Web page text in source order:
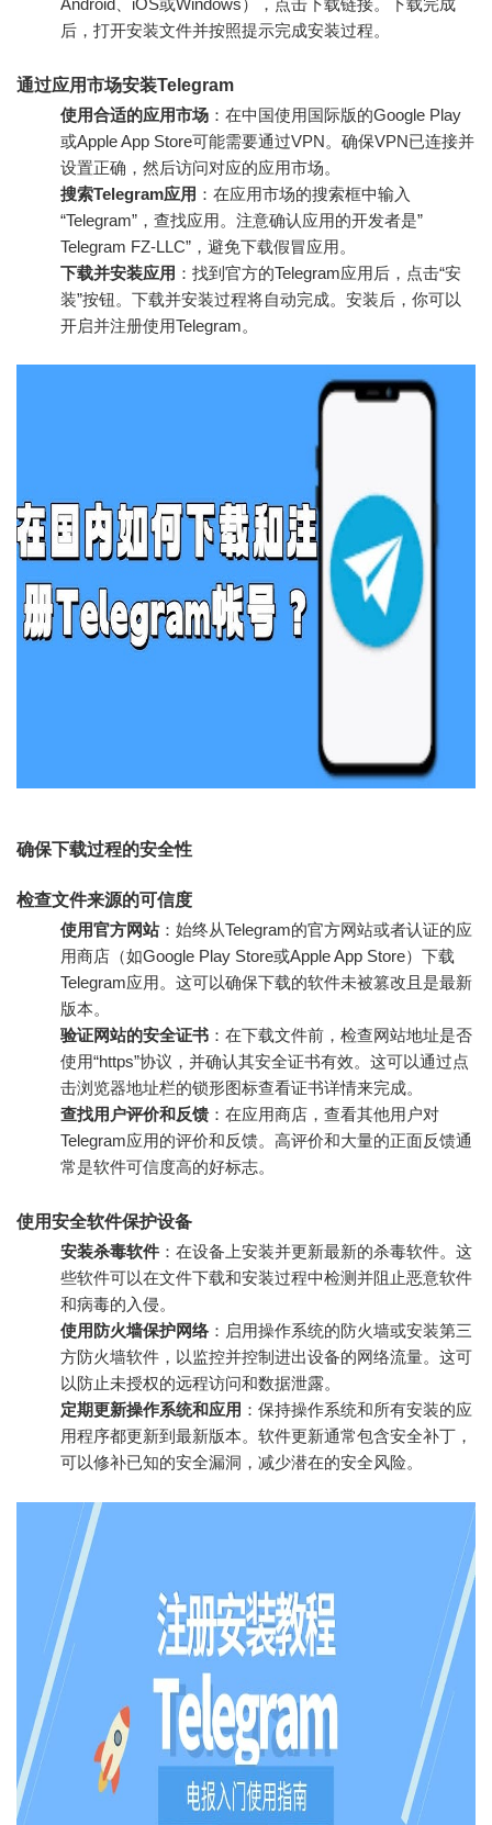
后，打开安装文件并按照提示完成安装过程。
通过应用市场安装Telegram
使用合适的应用市场 ：在中国使用国际版的Google Play
或Apple App Store可能需要通过VPN。确保VPN已连接并
设置正确，然后访问对应的应用市场。
搜索Telegram应用 ：在应用市场的搜索框中输入
“Telegram”，查找应用。注意确认应用的开发者是”
Telegram FZ-LLC”，避免下载假冒应用。
下载并安装应用 ：找到官方的Telegram应用后，点击“安
装”按钮。下载并安装过程将自动完成。安装后，你可以
开启并注册使用Telegram。
确保下载过程的安全性
检查文件来源的可信度
使用官方网站：始终从Telegram的官方网站或者认证的应
用商店（如Google Play Store或Apple App Store）下载
Telegram应用。这可以确保下载的软件未被篡改且是最新
版本。
验证网站的安全证书 ：在下载文件前，检查网站地址是否
使用“https”协议，并确认其安全证书有效。这可以通过点
击浏览器地址栏的锁形图标查看证书详情来完成。
查找用户评价和反馈 ：在应用商店，查看其他用户对
Telegram应用的评价和反馈。高评价和大量的正面反馈通
常是软件可信度高的好标志。
使用安全软件保护设备
安装杀毒软件 ：在设备上安装并更新最新的杀毒软件。这
些软件可以在文件下载和安装过程中检测并阻止恶意软件
和病毒的入侵。
使用防火墙保护网络：启用操作系统的防火墙或安装第三
方防火墙软件，以监控并控制进出设备的网络流量。这可
以防止未授权的远程访问和数据泄露。
定期更新操作系统和应用 ：保持操作系统和所有安装的应
用程序都更新到最新版本。软件更新通常包含安全补丁，
可以修补已知的安全漏洞，减少潜在的安全风险。